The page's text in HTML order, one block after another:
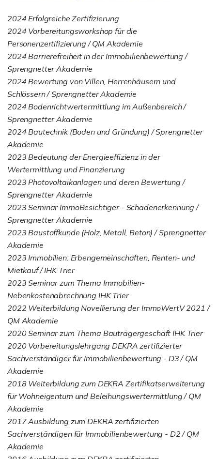
2024 Erfolgreiche Zertifizierung
2024 Vorbereitungsworkshop für die
Personenzertifizierung / QM Akademie
2024 Barrierefreiheit in der Immobilienbewertung /
Sprengnetter Akademie
2024 Bewertung von Villen, Herrenhäusern und
Schlössern / Sprengnetter Akademie
2024 Bodenrichtwertermittlung im Außenbereich /
Sprengnetter Akademie
2024 Bautechnik (Boden und Gründung) / Sprengnetter
Akademie
2023 Bedeutung der Energieeffizienz in der
Wertermittlung und Finanzierung
2023 Photovoltaikanlagen und deren Bewertung /
Sprengnetter Akademie
2023 Seminar ImmoBesichtiger - Schadenerkennung /
Sprengnetter Akademie
2023 Baustoffkunde (Holz, Metall, Beton) / Sprengnetter
Akademie
2023 Immobilien: Erbengemeinschaften, Renten- und
Mietkauf / IHK Trier
2023 Seminar zum Thema Immobilien-
Nebenkostenabrechnung IHK Trier
2022 Weiterbildung Novellierung der ImmoWertV 2021 /
QM Akademie
2020 Seminar zum Thema Bauträgergeschäft IHK Trier
2020 Vorbereitungslehrgang DEKRA zertifizierter
Sachverständiger für Immobilienbewertung - D3 / QM
Akademie
2018 Weiterbildung zum DEKRA Zertifikatserweiterung
für Wohneigentum und Beleihungswertermittlung / QM
Akademie
2017 Ausbildung zum DEKRA zertifizierten
Sachverständigen für Immobilienbewertung - D2 / QM
Akademie